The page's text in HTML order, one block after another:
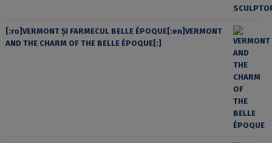
[:ro]VERMONT ȘI FARMECUL BELLE ÉPOQUE[:en]VERMONT
AND THE CHARM OF THE BELLE ÉPOQUE[:]